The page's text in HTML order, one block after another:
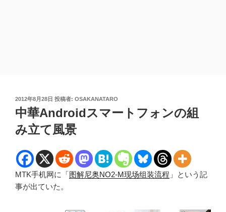
投
日:
2012年8月28日 投稿者: OSAKANATARO
中華Androidスマートフォンの組
み立て風景
MTK手机网に「图解尼奥NO2-M现场组装流程 」という記
事が出ていた。